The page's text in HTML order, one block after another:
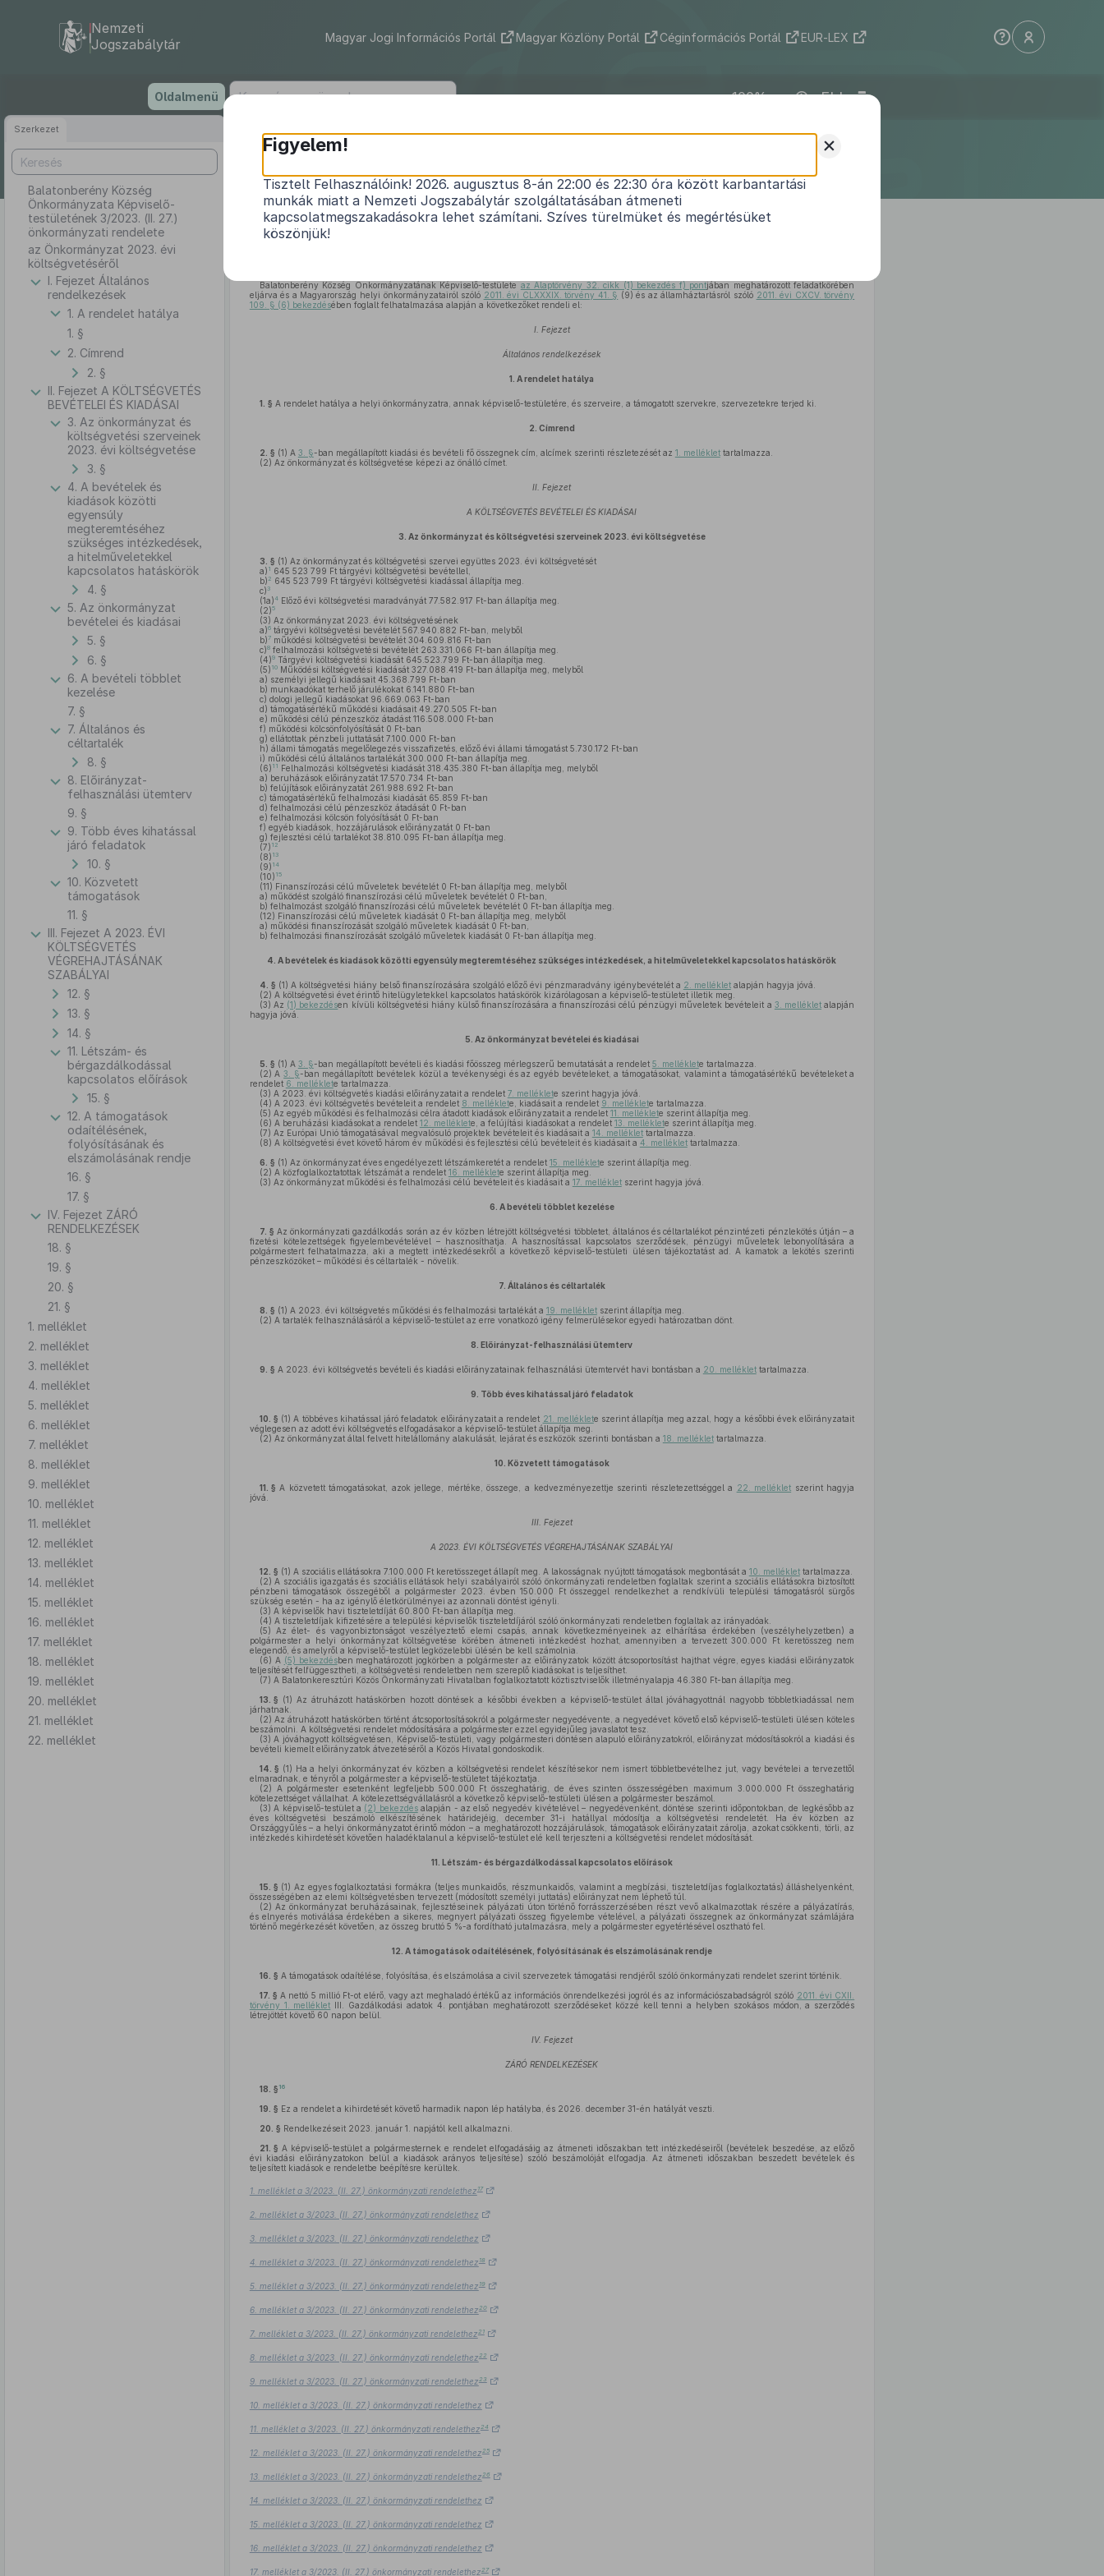
tartalomra
Nemzeti
Jogszabálytár
Magyar Jogi Információs Portál Magyar Közlöny Portál Céginformációs Portál EUR-LEX
Oldalmenü ELI
Szerkezet
Balatonberény Község
Önkormányzata Képviselő-
testületének 3/2023. (II. 27.)
önkormányzati rendelete
az Önkormányzat 2023. évi
költségvetéséről
I. Fejezet Általános
rendelkezések
1. A rendelet hatálya
1. §
2. Címrend
2. §
II. Fejezet A KÖLTSÉGVETÉS
BEVÉTELEI ÉS KIADÁSAI
3. Az önkormányzat és
költségvetési szerveinek
2023. évi költségvetése
3. §
4. A bevételek és
kiadások közötti
egyensúly
megteremtéséhez
szükséges intézkedések,
a hitelműveletekkel
kapcsolatos hatáskörök
4. §
5. Az önkormányzat
bevételei és kiadásai
5. §
6. §
6. A bevételi többlet
kezelése
7. §
7. Általános és
céltartalék
8. §
8. Előirányzat-
felhasználási ütemterv
9. §
9. Több éves kihatással
járó feladatok
10. §
10. Közvetett
támogatások
11. §
III. Fejezet A 2023. ÉVI
KÖLTSÉGVETÉS
VÉGREHAJTÁSÁNAK
SZABÁLYAI
12. §
13. §
14. §
11. Létszám- és
bérgazdálkodással
kapcsolatos előírások
15. §
12. A támogatások
odaítélésének,
folyósításának és
elszámolásának rendje
16. §
17. §
IV. Fejezet ZÁRÓ
RENDELKEZÉSEK
18. §
19. §
20. §
21. §
1. melléklet
2. melléklet
3. melléklet
4. melléklet
5. melléklet
6. melléklet
7. melléklet
8. melléklet
9. melléklet
10. melléklet
11. melléklet
12. melléklet
13. melléklet
14. melléklet
15. melléklet
16. melléklet
17. melléklet
18. melléklet
19. melléklet
20. melléklet
21. melléklet
22. melléklet
Balatonberény Község Önkormányzata Képviselő-
testületének 3/2023. (II. 27.) önkormányzati rendelete
az Önkormányzat 2023. évi költségvetéséről
Balatonberény Község Önkormányzatának Képviselő-testülete az Alaptörvény 32. cikk (1) bekezdés f) pontjában meghatározott feladatkörében
eljárva és a Magyarország helyi önkormányzatairól szóló 2011. évi CLXXXIX. törvény 41. § (9) és az államháztartásról szóló 2011. évi CXCV. törvény
109. § (6) bekezdésében foglalt felhatalmazása alapján a következőket rendeli el:
I. Fejezet
Általános rendelkezések
1. A rendelet hatálya
1. § A rendelet hatálya a helyi önkormányzatra, annak képviselő-testületére, és szerveire, a támogatott szervekre, szervezetekre terjed ki.
2. Címrend
2. § (1) A 3. §-ban megállapított kiadási és bevételi fő összegnek cím, alcímek szerinti részletezését az 1. melléklettartalmazza.
(2) Az önkormányzat és költségvetése képezi az önálló címet.
II. Fejezet
A KÖLTSÉGVETÉS BEVÉTELEI ÉS KIADÁSAI
3. Az önkormányzat és költségvetési szerveinek 2023. évi költségvetése
3. § (1) Az önkormányzat és költségvetési szervei együttes 2023. évi költségvetését
a) 1 645 523 799 Ft tárgyévi költségvetési bevétellel,
b) 2 645 523 799 Ft tárgyévi költségvetési kiadással állapítja meg.
c) 3
(1a)4Előző évi költségvetési maradványát 77.582.917 Ft-ban állapítja meg.
(2)5
(3) Az önkormányzat 2023. évi költségvetésének
a)6tárgyévi költségvetési bevételét 567.940.882 Ft-ban, melyből
b)7működési költségvetési bevételét 304.609.816 Ft-ban
c)8felhalmozási költségvetési bevételét 263.331.066 Ft-ban állapítja meg.
(4)9Tárgyévi költségvetési kiadását 645.523.799 Ft-ban állapítja meg.
(5) 10Működési költségvetési kiadását 327.088.419 Ft-ban állapítja meg, melyből
a) személyi jellegű kiadásait 45.368.799 Ft-ban
b) munkaadókat terhelő járulékokat 6.141.880 Ft-ban
c) dologi jellegű kiadásokat 96.669.063 Ft-ban
d) támogatásértékű működési kiadásait 49.270.505 Ft-ban
e) működési célú pénzeszköz átadást 116.508.000 Ft-ban
f) működési kölcsönfolyósítását 0 Ft-ban
g) ellátottak pénzbeli juttatását 7.100.000 Ft-ban
h) állami támogatás megelőlegezés visszafizetés, előző évi állami támogatást 5.730.172 Ft-ban
i) működési célú általános tartalékát 300.000 Ft-ban állapítja meg.
(6) 11 Felhalmozási költségvetési kiadását 318.435.380 Ft-ban állapítja meg, melyből
a) beruházások előirányzatát 17.570.734 Ft-ban
b) felújítások előirányzatát 261.988.692 Ft-ban
c) támogatásértékű felhalmozási kiadását 65.859 Ft-ban
d) felhalmozási célú pénzeszköz átadását 0 Ft-ban
e) felhalmozási kölcsön folyósítását 0 Ft-ban
f) egyéb kiadások, hozzájárulások előirányzatát 0 Ft-ban
g) fejlesztési célú tartalékot 38.810.095 Ft-ban állapítja meg.
(7) 12
(8) 13
(9) 14
(10) 15
(11) Finanszírozási célú műveletek bevételét 0 Ft-ban állapítja meg, melyből
a) működést szolgáló finanszírozási célú műveletek bevételét 0 Ft-ban,
b) felhalmozást szolgáló finanszírozási célú műveletek bevételét 0 Ft-ban állapítja meg.
(12) Finanszírozási célú műveletek kiadását 0 Ft-ban állapítja meg, melyből
a) működési finanszírozását szolgáló műveletek kiadását 0 Ft-ban,
b) felhalmozási finanszírozását szolgáló műveletek kiadását 0 Ft-ban állapítja meg.
4. A bevételek és kiadások közötti egyensúly megteremtéséhez szükséges intézkedések, a hitelműveletekkel kapcsolatos hatáskörök
4. § (1) A költségvetési hiány belső finanszírozására szolgáló előző évi pénzmaradvány igénybevételét a 2. mellékletalapján hagyja jóvá.
(2) A költségvetési évet érintő hitelügyletekkel kapcsolatos hatáskörök kizárólagosan a képviselő-testületet illetik meg.
(3) Az (1) bekezdésen kívüli költségvetési hiány külső finanszírozására a finanszírozási célú pénzügyi műveletek bevételeit a 3. melléklet alapján
hagyja jóvá.
5. Az önkormányzat bevételei és kiadásai
5. § (1) A 3. §-ban megállapított bevételi és kiadási főösszeg mérlegszerű bemutatását a rendelet 5. melléklete tartalmazza.
(2) A3. §-ban megállapított bevételek közül a tevékenységi és az egyéb bevételeket, a támogatásokat, valamint a támogatásértékű bevételeket a
rendelet 6. melléklete tartalmazza.
(3) A 2023. évi költségvetés kiadási előirányzatait a rendelet 7. melléklete szerint hagyja jóvá.
(4) A 2023. évi költségvetés bevételeit a rendelet 8. melléklete, kiadásait a rendelet 9. melléklete tartalmazza.
(5) Az egyéb működési és felhalmozási célra átadott kiadások előirányzatait a rendelet 11. melléklete szerint állapítja meg.
(6) A beruházási kiadásokat a rendelet 12. melléklete, a felújítási kiadásokat a rendelet 13. melléklete szerint állapítja meg.
(7) Az Európai Unió támogatásával megvalósuló projektek bevételeit és kiadásait a 14. melléklettartalmazza.
(8) A költségvetési évet követő három év működési és fejlesztési célú bevételeit és kiadásait a 4. melléklettartalmazza.
6. § (1) Az önkormányzat éves engedélyezett létszámkeretét a rendelet 15. melléklete szerint állapítja meg.
(2) A közfoglalkoztatottak létszámát a rendelet 16. melléklete szerint állapítja meg.
(3) Az önkormányzat működési és felhalmozási célú bevételeit és kiadásait a 17. mellékletszerint hagyja jóvá.
6. A bevételi többlet kezelése
7. § Az önkormányzati gazdálkodás során az év közben létrejött költségvetési többletet, általános és céltartalékot pénzintézeti pénzlekötés útján – a
fizetési kötelezettségek figyelembevételével – hasznosíthatja. A hasznosítással kapcsolatos szerződések, pénzügyi műveletek lebonyolítására a
polgármestert felhatalmazza, aki a megtett intézkedésekről a következő képviselő-testületi ülésen tájékoztatást ad. A kamatok a lekötés szerinti
pénzeszközöket – működési és céltartalék - növelik.
7. Általános és céltartalék
8. § (1) A 2023. évi költségvetés működési és felhalmozási tartalékát a 19. mellékletszerint állapítja meg.
(2) A tartalék felhasználásáról a képviselő-testület az erre vonatkozó igény felmerülésekor egyedi határozatban dönt.
8. Előirányzat-felhasználási ütemterv
9. § A 2023. évi költségvetés bevételi és kiadási előirányzatainak felhasználási ütemtervét havi bontásban a 20. melléklettartalmazza.
9. Több éves kihatással járó feladatok
10. § (1) A többéves kihatással járó feladatok előirányzatait a rendelet 21. melléklete szerint állapítja meg azzal, hogy a későbbi évek előirányzatait
véglegesen az adott évi költségvetés elfogadásakor a képviselő-testület állapítja meg.
(2) Az önkormányzat által felvett hitelállomány alakulását, lejárat és eszközök szerinti bontásban a 18. melléklettartalmazza.
10. Közvetett támogatások
11. § A közvetett támogatásokat, azok jellege, mértéke, összege, a kedvezményezettje szerinti részletezettséggel a 22. melléklet szerint hagyja
jóvá.
III. Fejezet
A 2023. ÉVI KÖLTSÉGVETÉS VÉGREHAJTÁSÁNAK SZABÁLYAI
12. § (1) A szociális ellátásokra 7.100.000 Ft keretösszeget állapít meg. A lakosságnak nyújtott támogatások megbontását a 10. melléklettartalmazza.
(2) A szociális igazgatás és szociális ellátások helyi szabályairól szóló önkormányzati rendeletben foglaltak szerint a szociális ellátásokra biztosított
pénzbeni támogatások összegéből a polgármester 2023. évben 150.000 Ft összeggel rendelkezhet a rendkívüli települési támogatásról sürgős
szükség esetén - ha az igénylő életkörülményei az azonnali döntést igényli.
(3) A képviselők havi tiszteletdíját 60.800 Ft-ban állapítja meg.
(4) A tiszteletdíjak kifizetésére a települési képviselők tiszteletdíjáról szóló önkormányzati rendeletben foglaltak az irányadóak.
(5) Az élet- és vagyonbiztonságot veszélyeztető elemi csapás, annak következményeinek az elhárítása érdekében (veszélyhelyzetben) a
polgármester a helyi önkormányzat költségvetése körében átmeneti intézkedést hozhat, amennyiben a tervezett 300.000 Ft keretösszeg nem
elegendő, és amelyről a képviselő-testület legközelebbi ülésén be kell számolnia.
(6) A (5) bekezdésben meghatározott jogkörben a polgármester az előirányzatok között átcsoportosítást hajthat végre, egyes kiadási előirányzatok
teljesítését felfüggesztheti, a költségvetési rendeletben nem szereplő kiadásokat is teljesíthet.
(7) A Balatonkeresztúri Közös Önkormányzati Hivatalban foglalkoztatott köztisztviselők illetményalapja 46.380 Ft-ban állapítja meg.
13. § (1) Az átruházott hatáskörben hozott döntések a későbbi években a képviselő-testület által jóváhagyottnál nagyobb többletkiadással nem
járhatnak.
(2) Az átruházott hatáskörben történt átcsoportosításokról a polgármester negyedévente, a negyedévet követő első képviselő-testületi ülésen köteles
beszámolni. A költségvetési rendelet módosítására a polgármester ezzel egyidejűleg javaslatot tesz.
(3) A jóváhagyott költségvetésen, Képviselő-testületi, vagy polgármesteri döntésen alapuló előirányzatokról, előirányzat módosításokról a kiadási és
bevételi kiemelt előirányzatok átvezetéséről a Közös Hivatal gondoskodik.
14. § (1) Ha a helyi önkormányzat év közben a költségvetési rendelet készítésekor nem ismert többletbevételhez jut, vagy bevételei a tervezettől
elmaradnak, e tényről a polgármester a képviselő-testületet tájékoztatja.
(2) A polgármester esetenként legfeljebb 500.000 Ft összeghatárig, de éves szinten összességében maximum 3.000.000 Ft összeghatárig
kötelezettséget vállalhat. A kötelezettségvállalásról a következő képviselő-testületi ülésen a polgármester beszámol.
(3) A képviselő-testület a (2) bekezdésalapján - az első negyedév kivételével – negyedévenként, döntése szerinti időpontokban, de legkésőbb az
éves költségvetési beszámoló elkészítésének határidejéig, december 31-i hatállyal módosítja a költségvetési rendeletét. Ha év közben az
Országgyűlés – a helyi önkormányzatot érintő módon – a meghatározott hozzájárulások, támogatások előirányzatait zárolja, azokat csökkenti, törli, az
intézkedés kihirdetését követően haladéktalanul a képviselő-testület elé kell terjeszteni a költségvetési rendelet módosítását.
11. Létszám- és bérgazdálkodással kapcsolatos előírások
15. § (1) Az egyes foglalkoztatási formákra (teljes munkaidős, részmunkaidős, valamint a megbízási, tiszteletdíjas foglalkoztatás) álláshelyenként,
összességében az elemi költségvetésben tervezett (módosított személyi juttatás) előirányzat nem léphető túl.
(2) Az önkormányzat beruházásainak, fejlesztéseinek pályázati úton történő forrásszerzésében részt vevő alkalmazottak részére a pályázatírás,
és elnyerés motiválása érdekében a sikeres, megnyert pályázati összeg figyelembe vételével, a pályázati összegnek az önkormányzat számlájára
történő megérkezését követően, az összeg bruttó 5 %-a fordítható jutalmazásra, mely a polgármester egyetértésével osztható fel.
12. A támogatások odaítélésének, folyósításának és elszámolásának rendje
16. § A támogatások odaítélése, folyósítása, és elszámolása a civil szervezetek támogatási rendjéről szóló önkormányzati rendelet szerint történik.
17. § A nettó 5 millió Ft-ot elérő, vagy azt meghaladó értékű az információs önrendelkezési jogról és az információszabadságról szóló 2011. évi CXII.
törvény 1. melléklet III. Gazdálkodási adatok 4. pontjában meghatározott szerződéseket közzé kell tenni a helyben szokásos módon, a szerződés
létrejöttét követő 60 napon belül.
IV. Fejezet
ZÁRÓ RENDELKEZÉSEK
18. § 16
19. § Ez a rendelet a kihirdetését követő harmadik napon lép hatályba, és 2026. december 31-én hatályát veszti.
20. § Rendelkezéseit 2023. január 1. napjától kell alkalmazni.
21. § A képviselő-testület a polgármesternek e rendelet elfogadásáig az átmeneti időszakban tett intézkedéseiről (bevételek beszedése, az előző
évi kiadási előirányzatokon belül a kiadások arányos teljesítése) szóló beszámolóját elfogadja. Az átmeneti időszakban beszedett bevételek és
teljesített kiadások e rendeletbe beépítésre kerültek.
1. melléklet a 3/2023. (II. 27.) önkormányzati rendelethez 17
2. melléklet a 3/2023. (II. 27.) önkormányzati rendelethez
3. melléklet a 3/2023. (II. 27.) önkormányzati rendelethez
4. melléklet a 3/2023. (II. 27.) önkormányzati rendelethez 18
5. melléklet a 3/2023. (II. 27.) önkormányzati rendelethez 19
6. melléklet a 3/2023. (II. 27.) önkormányzati rendelethez 20
7. melléklet a 3/2023. (II. 27.) önkormányzati rendelethez 21
8. melléklet a 3/2023. (II. 27.) önkormányzati rendelethez 22
9. melléklet a 3/2023. (II. 27.) önkormányzati rendelethez 23
10. melléklet a 3/2023. (II. 27.) önkormányzati rendelethez
11. melléklet a 3/2023. (II. 27.) önkormányzati rendelethez 24
12. melléklet a 3/2023. (II. 27.) önkormányzati rendelethez 25
13. melléklet a 3/2023. (II. 27.) önkormányzati rendelethez 26
14. melléklet a 3/2023. (II. 27.) önkormányzati rendelethez
15. melléklet a 3/2023. (II. 27.) önkormányzati rendelethez
16. melléklet a 3/2023. (II. 27.) önkormányzati rendelethez
17. melléklet a 3/2023. (II. 27.) önkormányzati rendelethez 27
+
Figyelem!
Tisztelt Felhasználóink! 2026. augusztus 8-án 22:00 és 22:30 óra között karbantartási
munkák miatt a Nemzeti Jogszabálytár szolgáltatásában átmeneti
kapcsolatmegszakadásokra lehet számítani. Szíves türelmüket és megértésüket
köszönjük!